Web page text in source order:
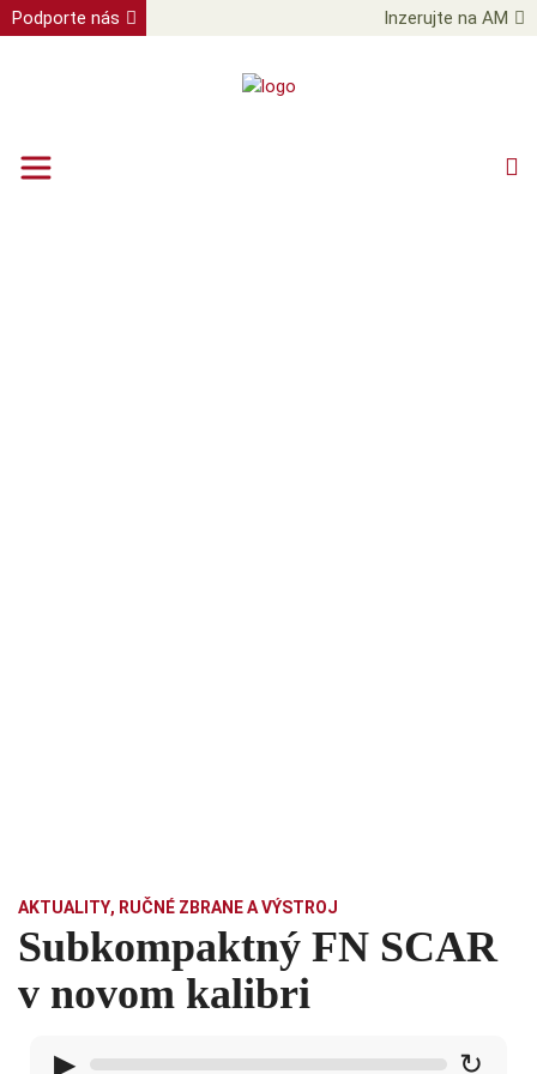
Podporte nás Inzerujte na AM
AKTUALITY, RUČNÉ ZBRANE A VÝSTROJ
Subkompaktný FN SCAR
v novom kalibri
▶ ↻